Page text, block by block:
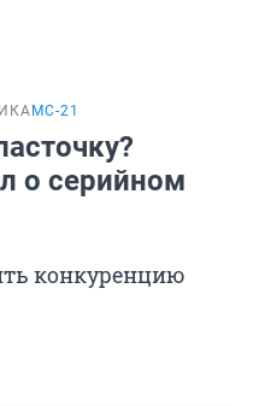
МС-21
о серийном
конкуренцию